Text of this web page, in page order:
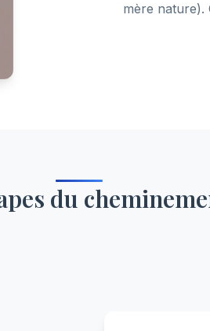
mère nature).
du